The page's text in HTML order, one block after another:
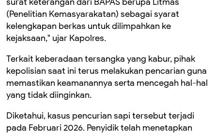
(Penelitian Kemasyarakatan) sebagai syarat
kelengkapan berkas untuk dilimpahkan ke
kejaksaan," ujar Kapolres.
Terkait keberadaan tersangka yang kabur, pihak
kepolisian saat ini terus melakukan pencarian guna
memastikan keamanannya serta mencegah hal-hal
yang tidak diinginkan.
Diketahui, kasus pencurian sapi tersebut terjadi
pada Februari 2026. Penyidik telah menetapkan